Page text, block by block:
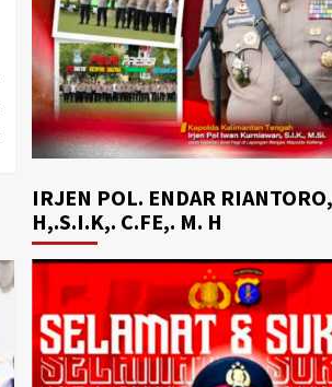
IRJEN POL. ENDAR
H,.S.I.K,. C.FE,. M. H